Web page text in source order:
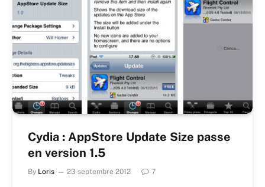
Cydia : AppStore Update Size passe
en version 1.5
By Loris 23 septembre 2012 7